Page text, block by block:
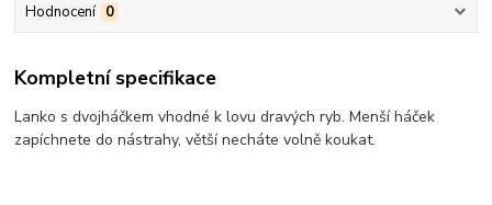
Hodnocení 0
Kompletní specifikace
Lanko s dvojháčkem vhodné k lovu dravých ryb. Menší háček
zapíchnete do nástrahy, větší necháte volně koukat.